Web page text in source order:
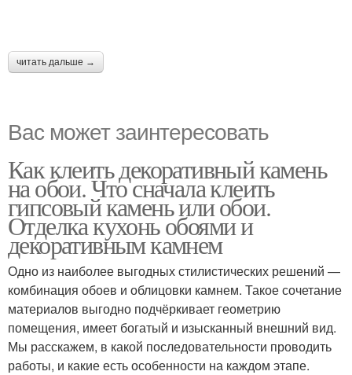
читать дальше →
Вас может заинтересовать
Как клеить декоративный камень
на обои. Что сначала клеить
гипсовый камень или обои.
Отделка кухонь обоями и
декоративным камнем
Одно из наиболее выгодных стилистических решений —
комбинация обоев и облицовки камнем. Такое сочетание
материалов выгодно подчёркивает геометрию
помещения, имеет богатый и изысканный внешний вид.
Мы расскажем, в какой последовательности проводить
работы, и какие есть особенности на каждом этапе.